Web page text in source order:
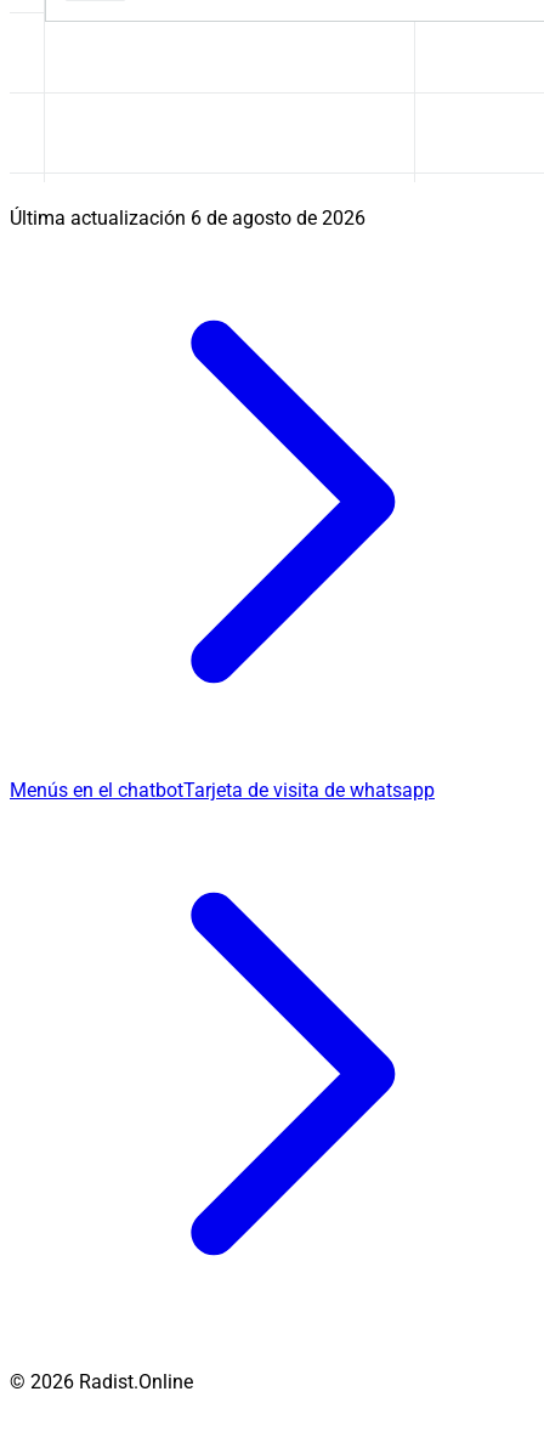
Última actualización 6 de agosto de 2026
Menús en el chatbotTarjeta de visita de whatsapp
© 2026 Radist.Online